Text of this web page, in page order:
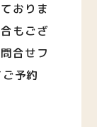
おりま
もござ
合せフ
予約